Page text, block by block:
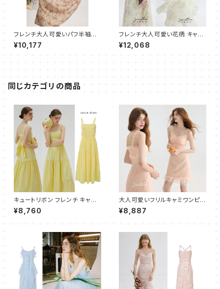
フレンチ大人可愛いパフ半袖ワ
ンピース ショート スリム
¥10,177
フレンチ大人可愛い花柄 キャミ
ワンピース フレア ロング
¥12,068
同じカテゴリの商品
キュートリボン フレンチ キャミ
ワンピース ドレス ティアード フ
レアドレス イエロー
¥8,760
大人可愛いフリルキャミワンピー
ス ショート
¥8,887